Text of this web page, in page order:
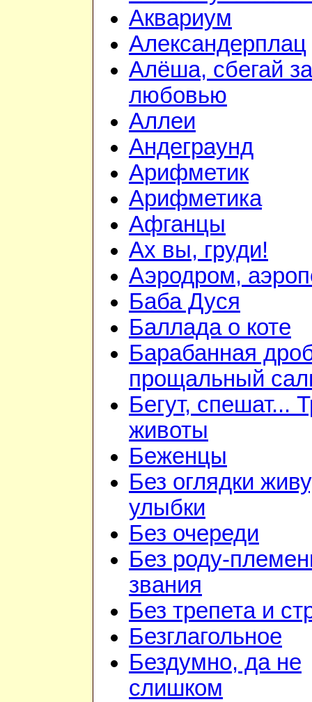
Аквариум
Александерплац
Алёша, сбегай за
любовью
Аллеи
Андеграунд
Арифметик
Арифметика
Афганцы
Ах вы, груди!
Аэродром,
Баба Дуся
Баллада о коте
Барабанная
прощальный
Бегут, спешат...
животы
Беженцы
Без оглядки
улыбки
Без очереди
Без роду-
звания
Без трепета и
Безглагольное
Бездумно, да не
слишком